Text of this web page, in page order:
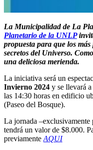
La Municipalidad de La
Planetario de la UNLP
propuesta para que los
secretos del Universo.
una deliciosa merienda.
La iniciativa será un
Invierno 2024 y se llevará
las 14:30 horas en edificio
(Paseo del Bosque).
La jornada –exclusivamente
tendrá un valor de $8.000.
previamente AQUI